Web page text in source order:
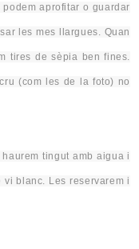
aprofitar o guardar
les mes llargues. Quan
tires de sèpia ben fines.
(com les de la foto) no
tingut amb aigua i
blanc. Les reservarem i